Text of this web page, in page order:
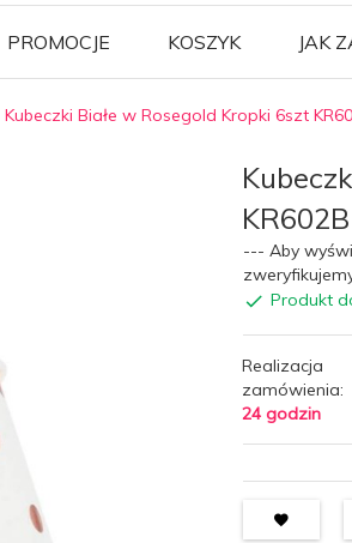
PROMOCJE KOSZYK JAK
Kubeczki Białe w Rosegold Kropki 6szt
--- Aby
Produkt
Realizacja
zamówienia:
24 godzin